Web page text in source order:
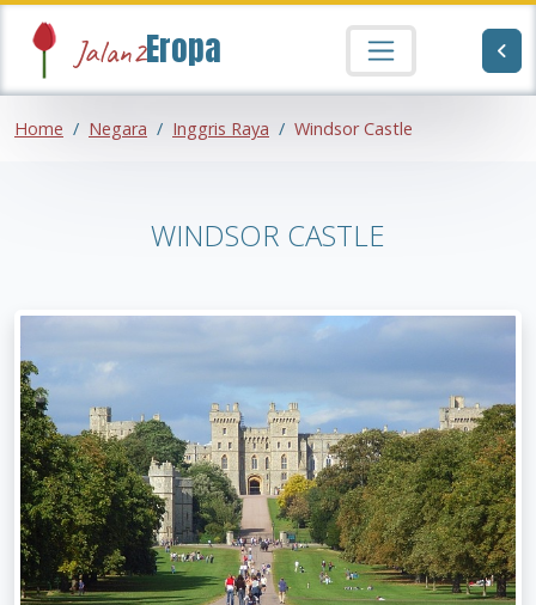
Jalan2Eropa
Home Negara Inggris Raya Windsor Castle
WINDSOR CASTLE